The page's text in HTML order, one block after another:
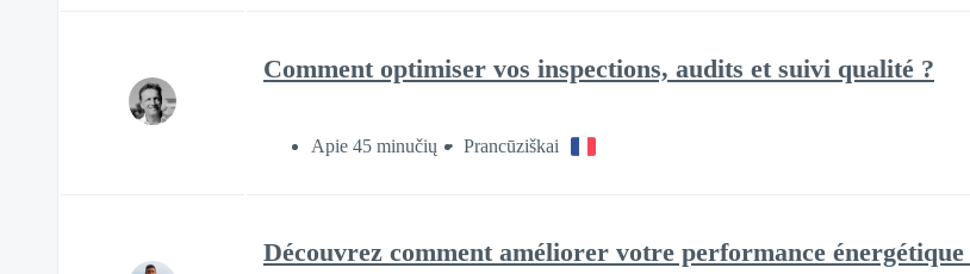
Comment optimiser vos inspections, audits et suivi qualité ?
Apie 45 minučių Prancūziškai
Découvrez comment améliorer votre performance énergétique